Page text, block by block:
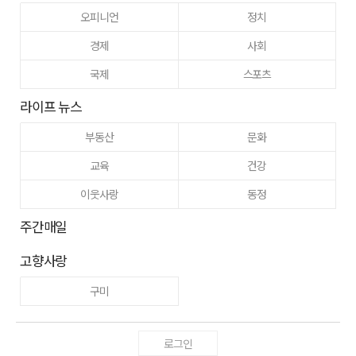
오피니언
정치
경제
사회
국제
스포츠
라이프 뉴스
부동산
문화
교육
건강
이웃사랑
동정
주간매일
고향사랑
구미
로그인